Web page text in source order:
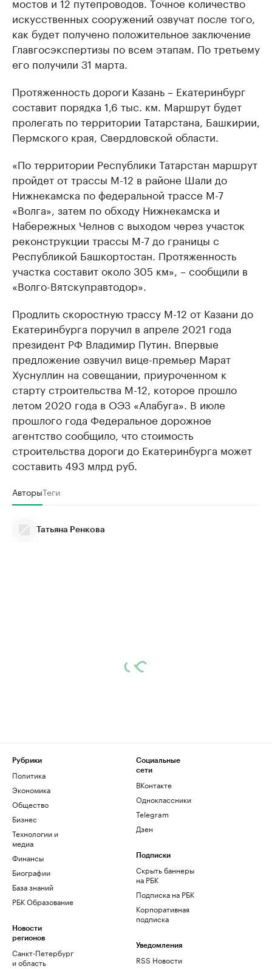
искусственных сооружений озвучат после того,
как будет получено положительное заключение
Главгосэкспертизы по всем этапам. По третьему
его получили 31 марта.
Протяженность дороги Казань – Екатеринбург
составит порядка 1,6 тыс. км. Маршрут будет
пролегать по территории Татарстана, Башкирии,
Пермского края, Свердловской области.
«По территории Республики Татарстан маршрут
пройдет от трассы М-12 в районе Шали до
Нижнекамска по федеральной трассе М-7
«Волга», затем по обходу Нижнекамска и
Набережных Челнов с выходом через участок
реконструкции трассы М-7 до границы с
Республикой Башкортостан. Протяженность
участка составит около 305 км», – сообщили в
«Волго-Вятскуправтодор».
Продлить скоростную трассу М-12 от Казани до
Екатеринбурга поручил в апреле 2021 года
президент РФ Владимир Путин. Впервые
предложение озвучил вице-премьер Марат
Хуснуллин на совещании, приуроченном к
старту строительства М-12, которое прошло
летом 2020 года в ОЭЗ «Алабуга». В июле
прошлого года Федеральное дорожное
агентство сообщило, что стоимость
строительства дороги до Екатеринбурга может
составить 493 млрд руб.
АвторыТеги
Татьяна Ренкова
Рубрики
Политика
Экономика
Общество
Бизнес
Технологии и
медиа
Финансы
Биографии
База знаний
РБК Образование
Новости
регионов
Санкт-Петербург
и область
Социальные
сети
ВКонтакте
Одноклассники
Telegram
Дзен
Подписки
Скрыть баннеры
на РБК
Подписка на РБК
Корпоративная
подписка
Уведомления
RSS Новости